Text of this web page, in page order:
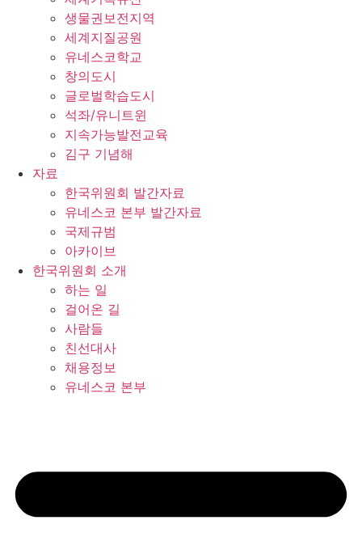
생물권보전지역
세계지질공원
유네스코학교
창의도시
글로벌학습도시
석좌/유니트윈
지속가능발전교육
김구 기념해
자료
한국위원회 발간자료
유네스코 본부 발간자료
국제규범
아카이브
한국위원회 소개
하는 일
걸어온 길
사람들
친선대사
채용정보
유네스코 본부